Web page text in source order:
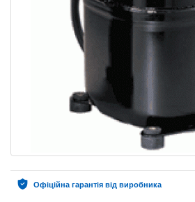
Офіційна гарантія від виробника